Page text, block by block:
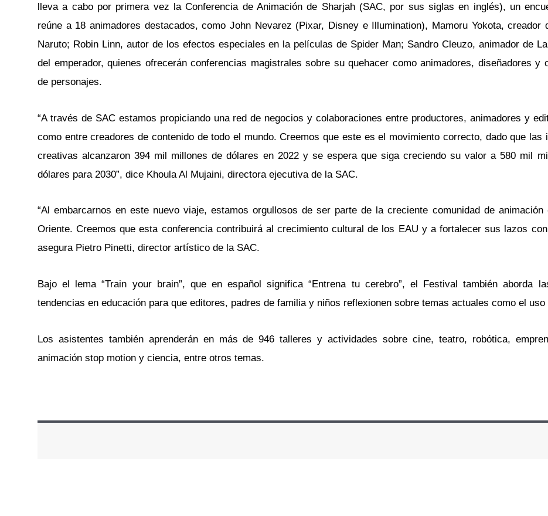
lleva a cabo por primera vez la Conferencia de Animación de Sharjah (SAC, por sus siglas en inglés), un
reúne a 18 animadores destacados, como John Nevarez (Pixar, Disney e Illumination), Mamoru Yokota, creador
Naruto; Robin Linn, autor de los efectos especiales en la películas de Spider Man; Sandro Cleuzo, animador de
del emperador, quienes ofrecerán conferencias magistrales sobre su quehacer como animadores, diseñadores y
de personajes.
“A través de SAC estamos propiciando una red de negocios y colaboraciones entre productores, animadores y
como entre creadores de contenido de todo el mundo. Creemos que este es el movimiento correcto, dado que las
creativas alcanzaron 394 mil millones de dólares en 2022 y se espera que siga creciendo su valor a 580 mil
dólares para 2030”, dice Khoula Al Mujaini, directora ejecutiva de la SAC.
“Al embarcarnos en este nuevo viaje, estamos orgullosos de ser parte de la creciente comunidad de animación
Oriente. Creemos que esta conferencia contribuirá al crecimiento cultural de los EAU y a fortalecer sus lazos con
asegura Pietro Pinetti, director artístico de la SAC.
Bajo el lema “Train your brain”, que en español significa “Entrena tu cerebro”, el Festival también aborda
tendencias en educación para que editores, padres de familia y niños reflexionen sobre temas actuales como el uso
Los asistentes también aprenderán en más de 946 talleres y actividades sobre cine, teatro, robótica,
animación stop motion y ciencia, entre otros temas.